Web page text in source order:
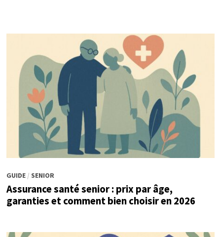
GUIDE/ SENIOR
Assurance santé senior : prix par âge,
garanties et comment bien choisir en 2026